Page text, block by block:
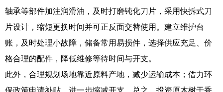
轴承等部件加注润滑油，及时打磨钝化刀片，采用快拆式刀
片设计，缩短更换时间并可正反面交替使用。建立维护台
账，及时处理小故障，储备常用易损件，选择供应充足、价
格合理的配件，降低维修等待时间与开支。
此外，合理规划场地靠近原料产地，减少运输成本；借力环
保政策申请补贴，进一步缩减开支。总之，投资原木树干香